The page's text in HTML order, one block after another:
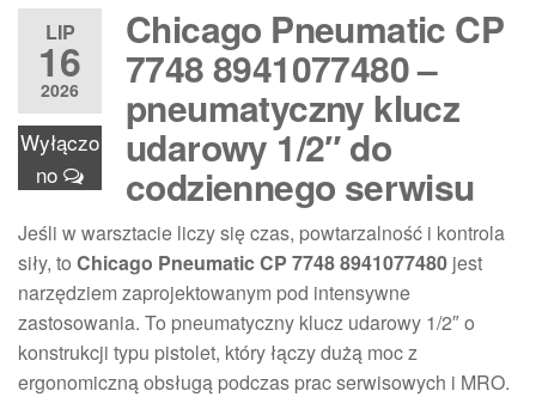
LIP
16
2026
Wyłączo
no
Chicago Pneumatic CP
7748 8941077480 –
pneumatyczny klucz
udarowy 1/2″ do
codziennego serwisu
Jeśli w warsztacie liczy się czas, powtarzalność i kontrola
siły, to Chicago Pneumatic CP 7748 8941077480 jest
narzędziem zaprojektowanym pod intensywne
zastosowania. To pneumatyczny klucz udarowy 1/2″ o
konstrukcji typu pistolet, który łączy dużą moc z
ergonomiczną obsługą podczas prac serwisowych i MRO.